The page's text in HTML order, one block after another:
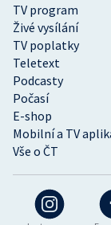
TV program
Živé vysílání
TV poplatky
Teletext
Podcasty
Počasí
E-shop
Mobilní a TV
Vše o ČT